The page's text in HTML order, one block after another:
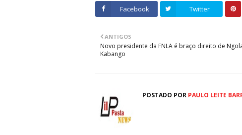
Facebook Twitter
ANTIGOS
Novo presidente da FNLA é braço direito de
Kabango
POSTADO POR PAULO LEITE